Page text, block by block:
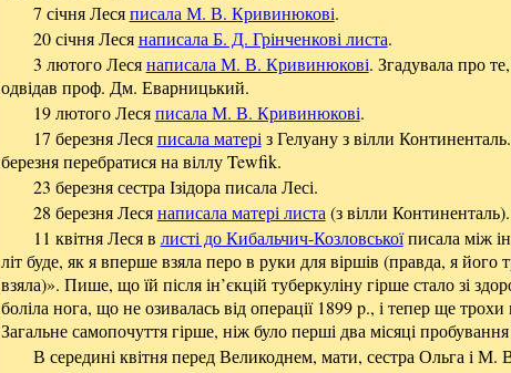
7 січня Лесяписала М. В. Кривинюкові.
20 січня Лесянаписала Б. Д. Грінченкові листа.
3 лютого Лесянаписала М. В. Кривинюкові. Згадувала про
одвідав проф. Дм. Еварницький.
19 лютого Лесяписала М. В. Кривинюкові.
17 березня Лесяписала матері з Гелуану з вілли
березня перебратися на віллу Tewfik.
23 березня сестра Ізідора писала Лесі.
28 березня Лесянаписала матері листа (з вілли Континенталь).
11 квітня Леся в листі до Кибальчич-Козловськоїписала між
літ буде, як я вперше взяла перо в руки для віршів (правда, я його
взяла)». Пише, що їй після ін’єкцій туберкуліну гірше стало зі
боліла нога, що не озивалась від операції 1899 p., і тепер ще
Загальне самопочуття гірше, ніж було перші два місяці
В середині квітня перед Великоднем, мати, сестра Ольга і